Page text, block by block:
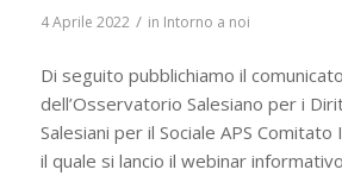
4 Aprile 2022 / in Intorno a noi
Di seguito pubblichiamo il
dell’Osservatorio Salesiano per i
Salesiani per il Sociale APS
il quale si lancio il webinar